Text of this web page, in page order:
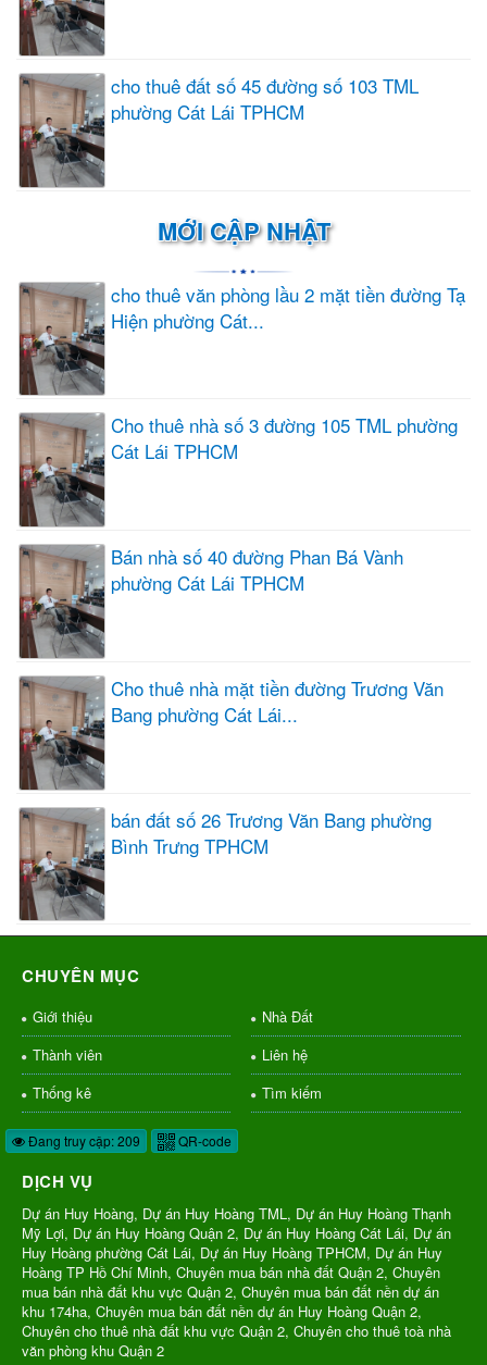
cho thuê đất số 45 đường số 103 TML
phường Cát Lái TPHCM
MỚI CẬP NHẬT
cho thuê văn phòng lầu 2 mặt tiền đường Tạ
Hiện phường Cát...
Cho thuê nhà số 3 đường 105 TML phường
Cát Lái TPHCM
Bán nhà số 40 đường Phan Bá Vành
phường Cát Lái TPHCM
Cho thuê nhà mặt tiền đường Trương Văn
Bang phường Cát Lái...
bán đất số 26 Trương Văn Bang phường
Bình Trưng TPHCM
CHUYÊN MỤC
Giới thiệu
Nhà Đất
Thành viên
Liên hệ
Thống kê
Tìm kiếm
Đang truy cập: 209 QR-code
DỊCH VỤ
Dự án Huy Hoàng, Dự án Huy Hoàng TML, Dự án Huy Hoàng Thạnh
Mỹ Lợi, Dự án Huy Hoàng Quận 2, Dự án Huy Hoàng Cát Lái, Dự án
Huy Hoàng phường Cát Lái, Dự án Huy Hoàng TPHCM, Dự án Huy
Hoàng TP Hồ Chí Minh, Chuyên mua bán nhà đất Quận 2, Chuyên
mua bán nhà đất khu vực Quận 2, Chuyên mua bán đất nền dự án
khu 174ha, Chuyên mua bán đất nền dự án Huy Hoàng Quận 2,
Chuyên cho thuê nhà đất khu vực Quận 2, Chuyên cho thuê toà nhà
văn phòng khu Quận 2